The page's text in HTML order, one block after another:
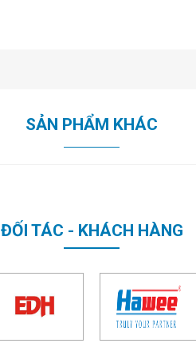
SẢN PHẨM KHÁC
ĐỐI TÁC - KHÁCH HÀNG